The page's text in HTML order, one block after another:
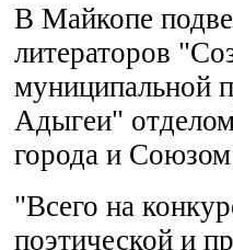
В Майкопе
литераторов
муниципальной
Адыгеи"
города и
"Всего на
поэтической и